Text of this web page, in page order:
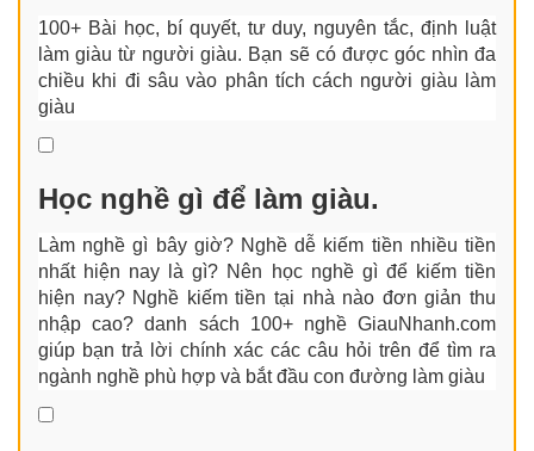
100+ Bài học, bí quyết, tư duy, nguyên tắc, định luật
làm giàu từ người giàu. Bạn sẽ có được góc nhìn đa
chiều khi đi sâu vào phân tích cách người giàu làm
giàu
Học nghề gì để làm giàu.
Làm nghề gì bây giờ? Nghề dễ kiếm tiền nhiều tiền
nhất hiện nay là gì? Nên học nghề gì để kiếm tiền
hiện nay? Nghề kiếm tiền tại nhà nào đơn giản thu
nhập cao? danh sách 100+ nghề GiauNhanh.com
giúp bạn trả lời chính xác các câu hỏi trên để tìm ra
ngành nghề phù hợp và bắt đầu con đường làm giàu